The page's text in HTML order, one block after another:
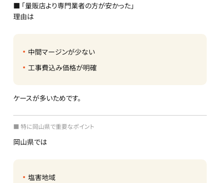
■ 「量販店より専門業者の方が安かった」
理由は
中間マージンが少ない
工事費込み価格が明確
ケースが多いためです。
■ 特に岡山県で重要なポイント
岡山県では
塩害地域